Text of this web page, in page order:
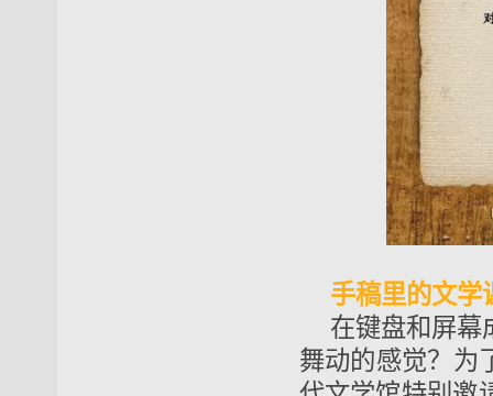
手稿里的文学
在键盘和屏幕
舞动的感觉？为